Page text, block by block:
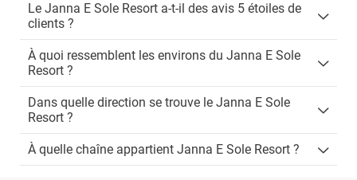
Le Janna E Sole Resort a-t-il des avis 5 étoiles de
clients ?
À quoi ressemblent les environs du Janna E Sole
Resort ?
Dans quelle direction se trouve le Janna E Sole
Resort ?
À quelle chaîne appartient Janna E Sole Resort ?